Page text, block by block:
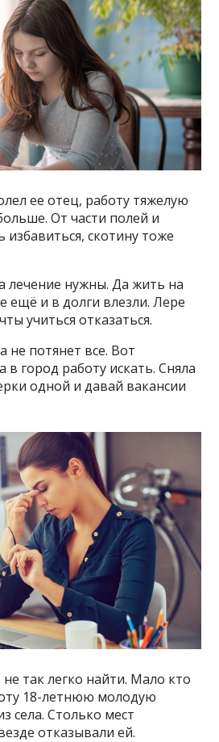
ее отец, работу тяжелую
От части полей и
скотину тоже
лечение нужны. Да жить на
ещё и в долги влезли. Лере
учиться отказаться.
не потянет все. Вот
в город работу искать. Сняла
одной и давай вакансии
так легко найти. Мало кто
18-летнюю молодую
села. Столько мест
отказывали ей.